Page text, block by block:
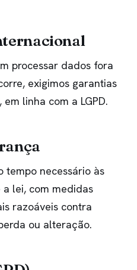
processar dados fora
exigimos garantias
linha com a LGPD.
tempo necessário às
lei, com medidas
razoáveis contra
ou alteração.